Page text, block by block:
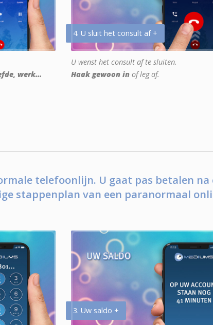
werk...
4. U sluit het consult af +
U wenst het consult af te sluiten.
Haak gewoon in of leg af.
telefoonlijn. U gaat pas betalen
stappenplan van een paranormaal
3. Uw saldo +